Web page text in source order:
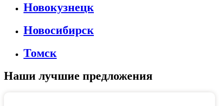
Новокузнецк
Новосибирск
Томск
Наши лучшие предложения